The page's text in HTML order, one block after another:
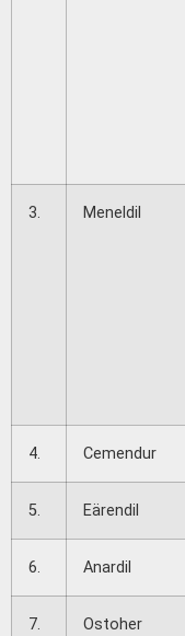
3. Meneldil
4. Cemendur
5. Eärendil
6. Anardil
7. Ostoher